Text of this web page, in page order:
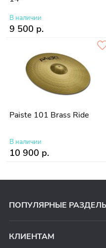
В наличии
9 500 р.
Paiste 101 Brass Ride
В наличии
10 900 р.
ПОПУЛЯРНЫЕ
КЛИЕНТАМ